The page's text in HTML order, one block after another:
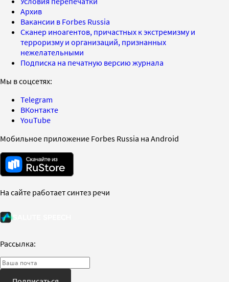
Архив
Вакансии в Forbes Russia
Сканер иноагентов, причастных к экстремизму и
терроризму и организаций, признанных
нежелательными
Подписка на печатную версию журнала
Мы в соцсетях:
Telegram
ВКонтакте
YouTube
Мобильное приложение Forbes Russia на Android
На сайте работает синтез речи
Рассылка: